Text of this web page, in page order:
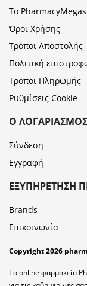
Το
Όροι Χρήσης
Τρόποι Αποστολής
Πολιτική
Τρόποι Πληρωμής
Ρυθμίσεις Cookie
Ο
Σύνδεση
Εγγραφή
ΕΞΥΠΗΡΈΤΗΣΗ
Brands
Επικοινωνία
Copyright 2026
Το online φαρμακείο